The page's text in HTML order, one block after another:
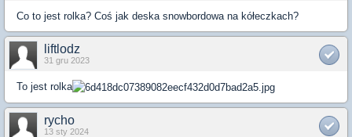
Co to jest rolka? Coś jak deska snowbordowa na kółeczkach?
liftlodz
31 gru 2023
To jest rolka
rycho
13 sty 2024